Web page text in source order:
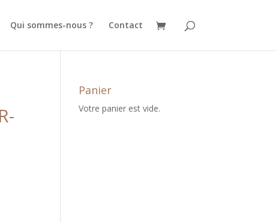
Qui sommes-nous ? Contact
Panier
Votre panier est vide.